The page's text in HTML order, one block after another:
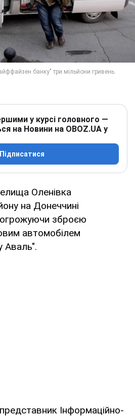
у курсі головного —
на Новини на OBOZ.UA у
Підписатися
Оленівка
на Донеччині
зброєю
автомобілем
Аваль".
Інформаційно-